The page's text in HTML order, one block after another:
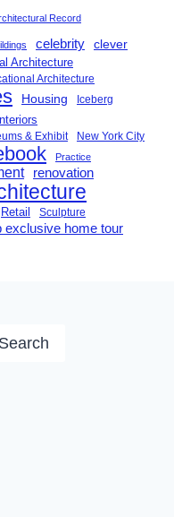
Record
celebrity clever
Architecture
Architecture
Housing Iceberg
& Exhibit New York City
Practice
renovation
Retail Sculpture
exclusive home tour
Search